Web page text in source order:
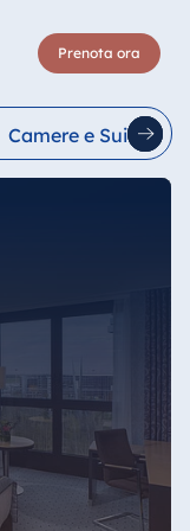
Prenota ora
Camere e Suite